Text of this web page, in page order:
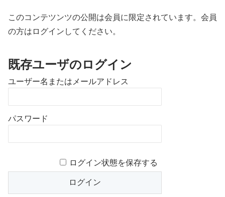
このコンテツンツの公開は会員に限定されています。会員
の方はログインしてください。
既存ユーザのログイン
ユーザー名またはメールアドレス
パスワード
ログイン状態を保存する